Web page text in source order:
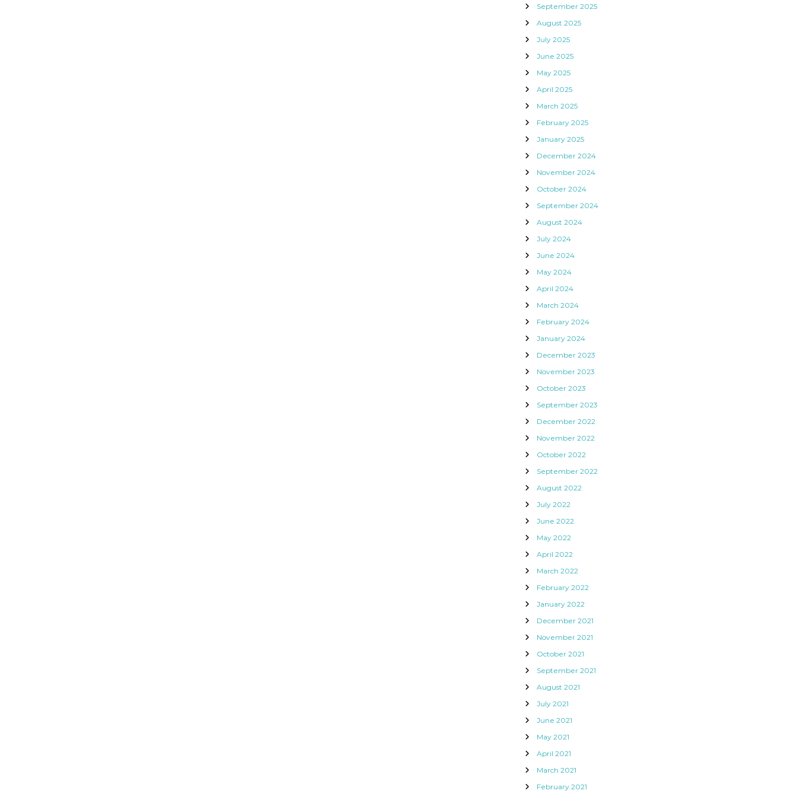
September 2025
August 2025
July 2025
June 2025
May 2025
April 2025
March 2025
February 2025
January 2025
December 2024
November 2024
October 2024
September 2024
August 2024
July 2024
June 2024
May 2024
April 2024
March 2024
February 2024
January 2024
December 2023
November 2023
October 2023
September 2023
December 2022
November 2022
October 2022
September 2022
August 2022
July 2022
June 2022
May 2022
April 2022
March 2022
February 2022
January 2022
December 2021
November 2021
October 2021
September 2021
August 2021
July 2021
June 2021
May 2021
April 2021
March 2021
February 2021